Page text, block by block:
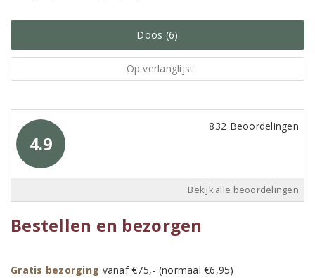
Doos (6)
Op verlanglijst
4.9
832 Beoordelingen
Bekijk alle beoordelingen
Bestellen en bezorgen
Gratis bezorging vanaf €75,- (normaal €6,95)